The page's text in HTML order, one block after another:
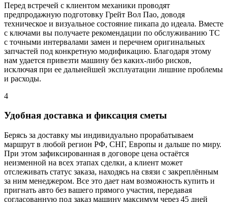
Перед встречей с клиентом механики проводят
предпродажную подготовку Грейт Вол Пао, доводя
техническое и визуальное состояние пикапа до идеала. Вместе
с ключами вы получаете рекомендации по обслуживанию ТС
с точными интервалами замен и перечнем оригинальных
запчастей под конкретную модификацию. Благодаря этому
нам удается привезти машину без каких-либо рисков,
исключая при ее дальнейшей эксплуатации лишние проблемы
и расходы.
4
Удобная доставка и фиксация сметы
Берясь за доставку мы индивидуально прорабатываем
маршрут в любой регион РФ, СНГ, Европы и дальше по миру.
При этом зафиксированная в договоре цена остаётся
неизменной на всех этапах сделки, а клиент может
отслеживать статус заказа, находясь на связи с закреплённым
за ним менеджером. Все это дает нам возможность купить и
пригнать авто без вашего прямого участия, передавая
согласованную под заказ машину максимум через 45 дней